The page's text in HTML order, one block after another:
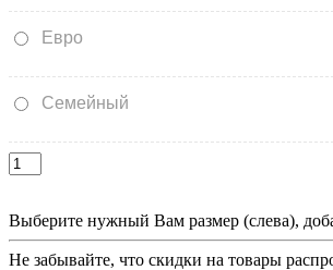
Евро
Семейный
Выберите нужный Вам размер (слева),
Не забывайте, что скидки на товары